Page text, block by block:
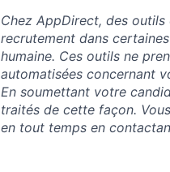
Chez AppDirect, des
recrutement dans
humaine. Ces outils ne
automatisées concernant
En soumettant votre
traités de cette façon.
en tout temps en